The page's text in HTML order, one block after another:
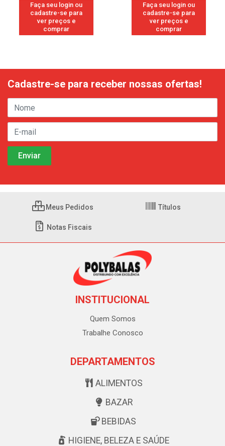
Faça seu login ou
cadastre-se para
ver preços e
comprar
Faça seu login ou
cadastre-se para
ver preços e
comprar
Cadastre-se para receber nossas ofertas!
Meus Pedidos Títulos
Notas Fiscais
INSTITUCIONAL
Quem Somos
Trabalhe Conosco
DEPARTAMENTOS
ALIMENTOS
BAZAR
BEBIDAS
HIGIENE, BELEZA E SAÚDE